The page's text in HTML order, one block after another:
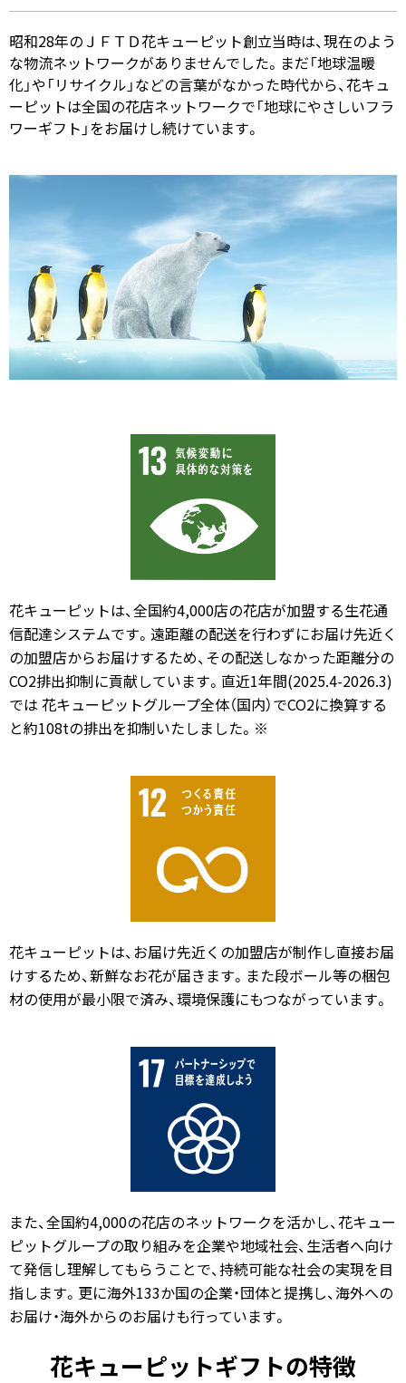
昭和28年のＪＦＴＤ花キューピット創立当時は、現在のよう
な物流ネットワークがありませんでした。まだ「地球温暖
化」や「リサイクル」などの言葉がなかった時代から、花キュ
ーピットは全国の花店ネットワークで「地球にやさしいフラ
ワーギフト」をお届けし続けています。
花キューピットは、全国約4,000店の花店が加盟する生花通
信配達システムです。遠距離の配送を行わずにお届け先近く
の加盟店からお届けするため、その配送しなかった距離分の
CO2排出抑制に貢献しています。直近1年間(2025.4-2026.3)
では 花キューピットグループ全体（国内）でCO2に換算する
と約108tの排出を抑制いたしました。※
花キューピットは、お届け先近くの加盟店が制作し直接お届
けするため、新鮮なお花が届きます。また段ボール等の梱包
材の使用が最小限で済み、環境保護にもつながっています。
また、全国約4,000の花店のネットワークを活かし、花キュー
ピットグループの取り組みを企業や地域社会、生活者へ向け
て発信し理解してもらうことで、持続可能な社会の実現を目
指します。更に海外133か国の企業・団体と提携し、海外への
お届け・海外からのお届けも行っています。
花キューピットギフトの特徴